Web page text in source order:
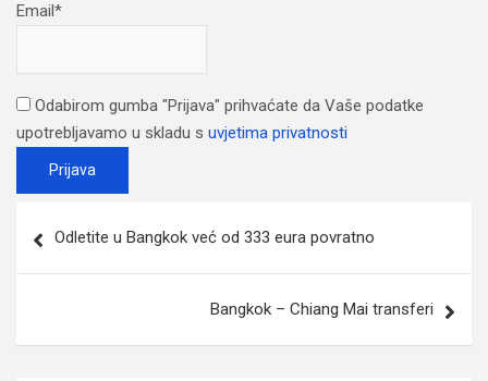
Email*
Odabirom gumba "Prijava" prihvaćate da Vaše podatke
upotrebljavamo u skladu s uvjetima privatnosti
navigation
Odletite u Bangkok već od 333 eura povratno
Bangkok – Chiang Mai transferi